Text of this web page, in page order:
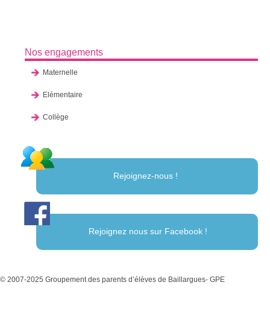
Nos engagements
Maternelle
Elémentaire
Collège
Rejoignez-nous !
Rejoignez nous sur Facebook !
© 2007-2025 Groupement des parents d’élèves de Baillargues- GPE